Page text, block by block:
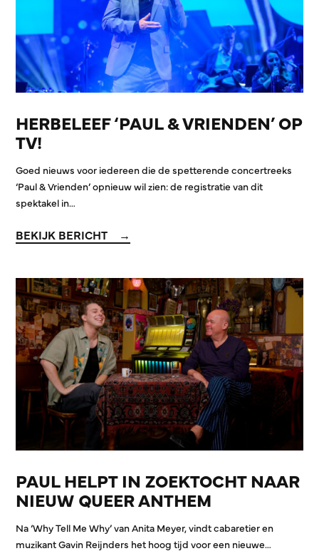
HERBELEEF ‘PAUL & VRIENDEN’ OP
TV!
Goed nieuws voor iedereen die de spetterende concertreeks
‘Paul & Vrienden’ opnieuw wil zien: de registratie van dit
spektakel in…
BEKIJK BERICHT
PAUL HELPT IN ZOEKTOCHT NAAR
NIEUW QUEER ANTHEM
Na ‘Why Tell Me Why’ van Anita Meyer, vindt cabaretier en
muzikant Gavin Reijnders het hoog tijd voor een nieuwe…